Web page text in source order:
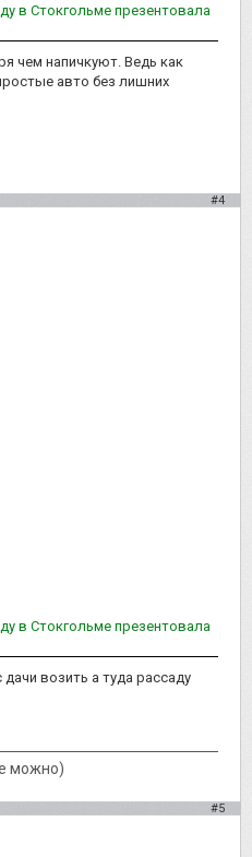
в Стокгольме презентовала
чем напичкуют. Ведь как
авто без лишних
#4
в Стокгольме презентовала
возить а туда рассаду
можно)
#5